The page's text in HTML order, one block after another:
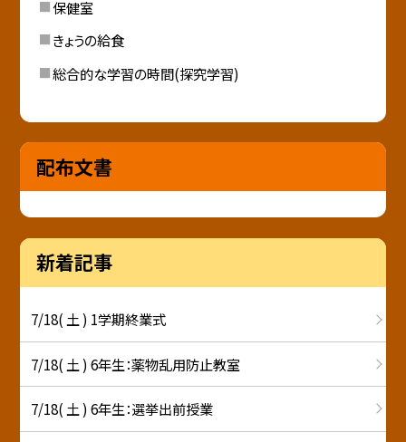
保健室
きょうの給食
総合的な学習の時間(探究学習)
配布文書
新着記事
7/18( 土 ) 1学期終業式
7/18( 土 ) 6年生：薬物乱用防止教室
7/18( 土 ) 6年生：選挙出前授業